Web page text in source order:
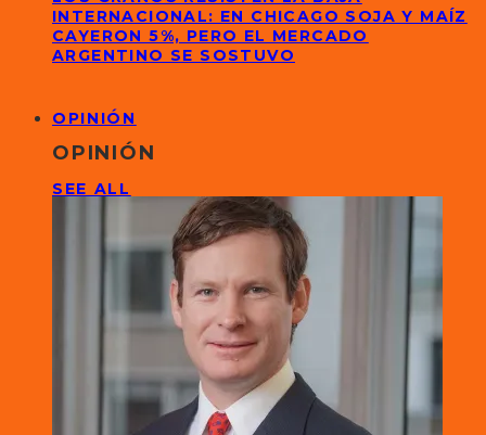
INTERNACIONAL: EN CHICAGO SOJA Y MAÍZ
CAYERON 5%, PERO EL MERCADO
ARGENTINO SE SOSTUVO
OPINIÓN
OPINIÓN
SEE ALL